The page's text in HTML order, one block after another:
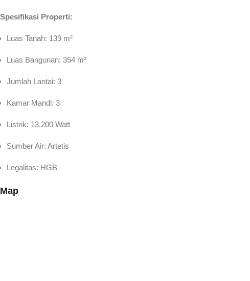
Spesifikasi Properti:
Luas Tanah: 139 m²
Luas Bangunan: 354 m²
Jumlah Lantai: 3
Kamar Mandi: 3
Listrik: 13.200 Watt
Sumber Air: Artetis
Legalitas: HGB
Map